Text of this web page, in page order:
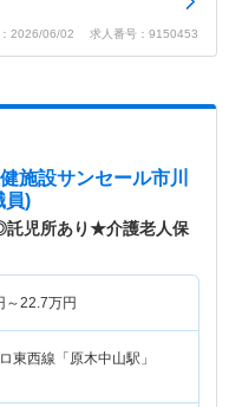
：2026/06/02 求人番号：9150453
施設サンセール市川
員)
託児所あり★介護老人保
～22.7万円
東西線「原木中山駅」